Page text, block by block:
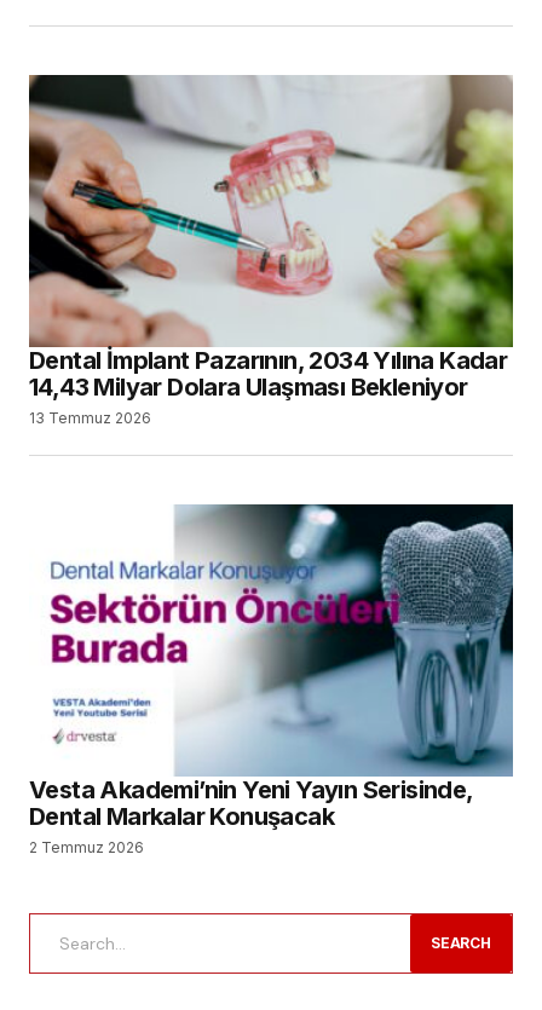
Dental İmplant Pazarının, 2034 Yılına Kadar
14,43 Milyar Dolara Ulaşması Bekleniyor
13 Temmuz 2026
Vesta Akademi’nin Yeni Yayın Serisinde,
Dental Markalar Konuşacak
2 Temmuz 2026
SEARCH